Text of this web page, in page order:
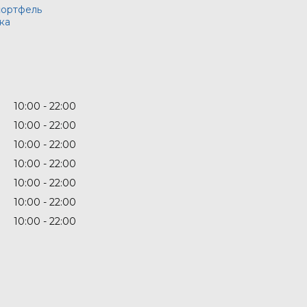
10:00
22:00
10:00
22:00
10:00
22:00
10:00
22:00
10:00
22:00
10:00
22:00
10:00 22:00